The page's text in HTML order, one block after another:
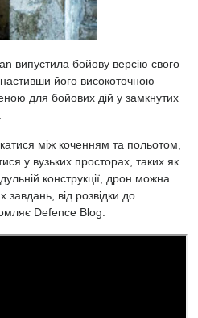
випустила бойову версію свого
його високоточною
для бойових дій у замкнутих
між коченням та польотом,
у вузьких просторах, таких як
конструкції, дрон можна
завдань, від розвідки до
Defence Blog.